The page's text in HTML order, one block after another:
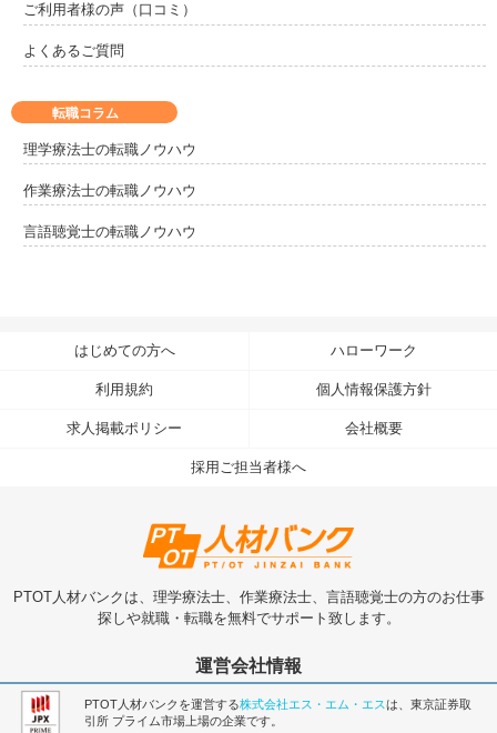
ご利用者様の声（口コミ）
よくあるご質問
転職コラム
理学療法士の転職ノウハウ
作業療法士の転職ノウハウ
言語聴覚士の転職ノウハウ
はじめての方へ ハローワーク
利用規約 個人情報保護方針
求人掲載ポリシー 会社概要
採用ご担当者様へ
PTOT人材バンクは、理学療法士、作業療法士、言語聴覚士の方のお仕事
探しや就職・転職を無料でサポート致します。
運営会社情報
PTOT人材バンクを運営する株式会社エス・エム・エスは、東京証券取
引所 プライム市場上場の企業です。